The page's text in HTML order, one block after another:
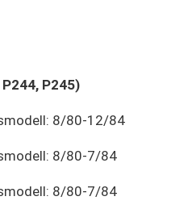
P245)
8/80-12/84
8/80-7/84
8/80-7/84